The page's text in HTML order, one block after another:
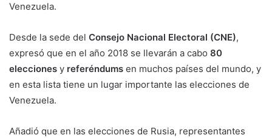
Venezuela.
Desde la sede del Consejo Nacional Electoral (CNE),
expresó que en el año 2018 se llevarán a cabo 80
elecciones y referéndums en muchos países del mundo, y
en esta lista tiene un lugar importante las elecciones de
Venezuela.
Añadió que en las elecciones de Rusia, representantes